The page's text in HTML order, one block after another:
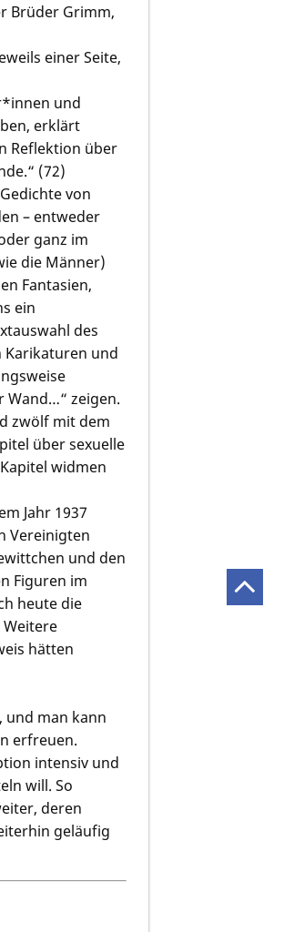
Brüder Grimm,
einer Seite,
und
erklärt
Reflektion über
(72)
von
– entweder
ganz im
die Männer)
Fantasien,
ein
des
Karikaturen und
Wand…“ zeigen.
zwölf mit dem
über sexuelle
widmen
Jahr 1937
Vereinigten
und den
Figuren im
heute die
hätten
und man kann
erfreuen.
intensiv und
will. So
deren
geläufig